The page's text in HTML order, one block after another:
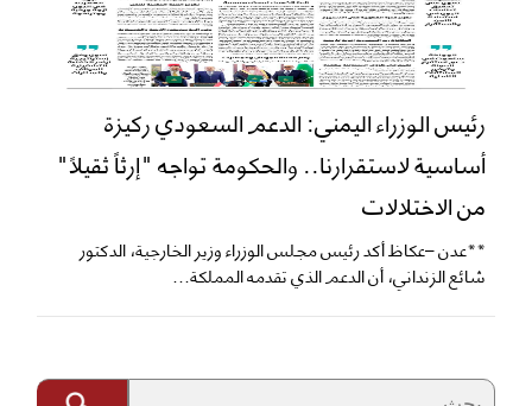
رئيس الوزراء اليمني: الدعم السعودي ركيزة
أساسية لاستقرارنا.. والحكومة تواجه "إرثاً ثقيلاً"
من الاختلالات
**عدن –عكاظ أكد رئيس مجلس الوزراء وزير الخارجية، الدكتور
شائع الزنداني، أن الدعم الذي تقدمه المملكة...